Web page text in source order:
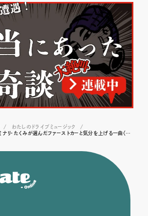
わたしのドライブミュージック
クルマってどう買うの？ カミナリ・たくみが選んだファーストカーと気分を上げる一曲〈アートオフィシャル/ Black Birds〉